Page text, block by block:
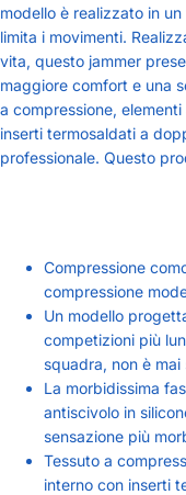
modello è realizzato in
limita i movimenti.
vita, questo jammer
maggiore comfort e una
a compressione,
inserti termosaldati a
professionale. Questo
Compressione
compressione
Un modello
competizioni più
squadra, non è
La morbidissima
antiscivolo in
sensazione più
Tessuto a
interno con inserti